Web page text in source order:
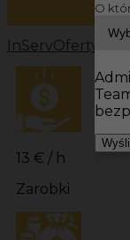
InServOferty
13 € / h
Zarobki
O